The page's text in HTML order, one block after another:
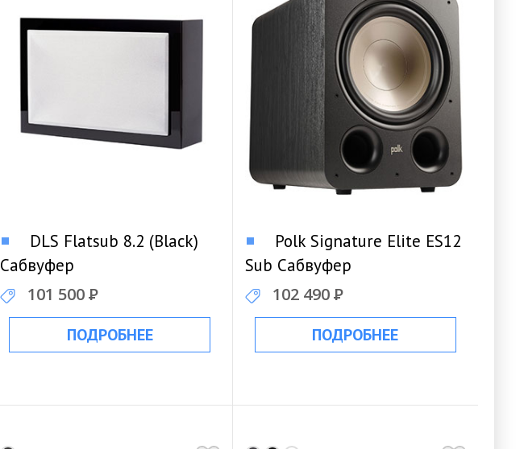
DLS Flatsub 8.2 (Black)
Сабвуфер
101 500Р
ПОДРОБНЕЕ
Polk Signature Elite ES12
Sub Сабвуфер
102 490Р
ПОДРОБНЕЕ